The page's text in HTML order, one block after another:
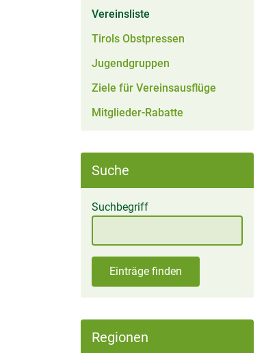
Vereinsliste
Tirols Obstpressen
Jugendgruppen
Ziele für Vereinsausflüge
Mitglieder-Rabatte
Suche
Suchbegriff
Einträge finden
Regionen